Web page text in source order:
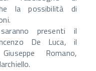
la possibilità di
presenti il
De Luca, il
Romano,